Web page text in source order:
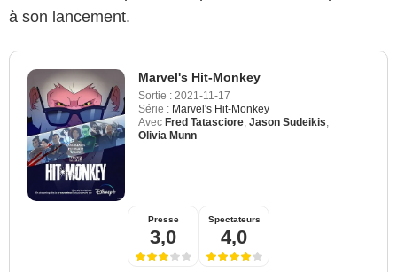
à son lancement.
Marvel's Hit-Monkey
Sortie : 2021-11-17
Série : Marvel's Hit-Monkey
Avec Fred Tatasciore Jason Sudeikis
Olivia Munn
Presse
3,0
Spectateurs
4,0